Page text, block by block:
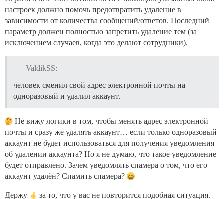
настроек должно помочь предотвратить удаление в
зависимости от количества сообщений/ответов. Последний
параметр должен полностью запретить удаление тем (за
исключением случаев, когда это делают сотрудники).
ValdikSS:
человек сменил свой адрес электронной почты на
одноразовый и удалил аккаунт.
Не вижу логики в том, чтобы менять адрес электронной
почты и сразу же удалять аккаунт… если только одноразовый
аккаунт не будет использоваться для получения уведомления
об удалении аккаунта? Но я не думаю, что такое уведомление
будет отправлено. Зачем уведомлять спамера о том, что его
аккаунт удалён? Спамить спамера?
Держу за то, что у вас не повторится подобная ситуация.